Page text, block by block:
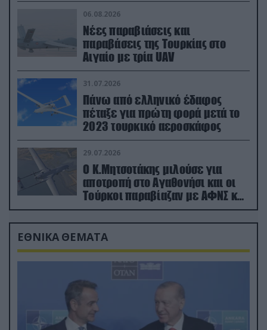
06.08.2026
Νέες παραβιάσεις και
παραβάσεις της Τουρκίας στο
Αιγαίο με τρία UAV
31.07.2026
Πάνω από ελληνικό έδαφος
πέταξε για πρώτη φορά μετά το
2023 τουρκικό αεροσκάφος
29.07.2026
Ο Κ.Μητσοτάκης μιλούσε για
αποτροπή στο Αγαθονήσι και οι
Τούρκοι παραβίαζαν με ΑΦΝΣ και
drone
ΕΘΝΙΚΑ ΘΕΜΑΤΑ